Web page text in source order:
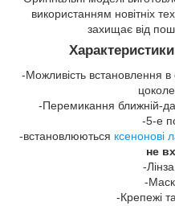
використанням новітніх
захищає від
-Можливість встановлення
-Перемикання ближній-
-5-е
-встановлюються ксенонові
не
-
-
-Крепежі